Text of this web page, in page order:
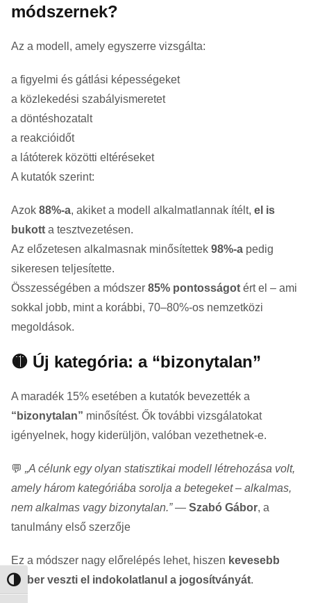
Nagy kontraszt váltása
módszernek?
Az a modell, amely egyszerre vizsgálta:
a figyelmi és gátlási képességeket
a közlekedési szabályismeretet
a döntéshozatalt
a reakcióidőt
a látóterek közötti eltéréseket
A kutatók szerint:
Azok 88%-a, akiket a modell alkalmatlannak ítélt, el is
bukott a tesztvezetésen.
Az előzetesen alkalmasnak minősítettek 98%-a pedig
sikeresen teljesítette.
Összességében a módszer 85% pontosságot ért el – ami
sokkal jobb, mint a korábbi, 70–80%-os nemzetközi
megoldások.
🟡 Új kategória: a “bizonytalan”
A maradék 15% esetében a kutatók bevezették a
“bizonytalan” minősítést. Ők további vizsgálatokat
igényelnek, hogy kiderüljön, valóban vezethetnek-e.
💬 „A célunk egy olyan statisztikai modell létrehozása volt,
amely három kategóriába sorolja a betegeket – alkalmas,
nem alkalmas vagy bizonytalan.”— Szabó Gábor, a
tanulmány első szerzője
Ez a módszer nagy előrelépés lehet, hiszen kevesebb
ember veszti el indokolatlanul a jogosítványát.